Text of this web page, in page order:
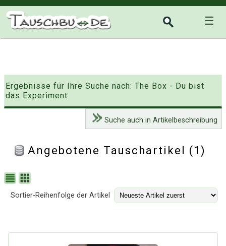
☰
Ergebnisse für Ihre Suche nach: The Box - Du bist
das Experiment
Suche auch in Artikelbeschreibung
Angebotene Tauschartikel (1)
Sortier-Reihenfolge der Artikel